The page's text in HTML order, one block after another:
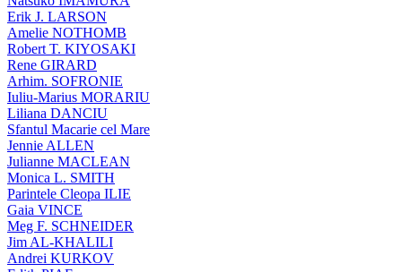
Erik J. LARSON
Amelie NOTHOMB
Robert T. KIYOSAKI
Rene GIRARD
Arhim. SOFRONIE
Iuliu-Marius MORARIU
Liliana DANCIU
Sfantul Macarie cel Mare
Jennie ALLEN
Julianne MACLEAN
Monica L. SMITH
Parintele Cleopa ILIE
Gaia VINCE
Meg F. SCHNEIDER
Jim AL-KHALILI
Andrei KURKOV